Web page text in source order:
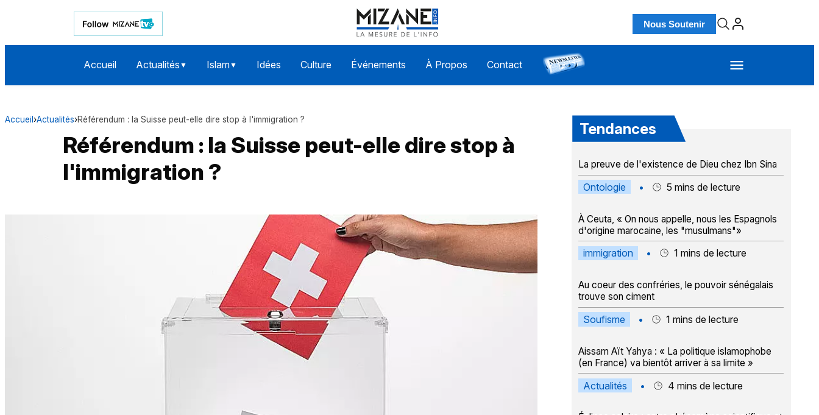
Nous Soutenir
Accueil Actualités ▼ Islam▼ Idées Culture Événements À Propos Contact
Accueil ›Actualités›Référendum : la Suisse peut-elle dire stop à l'immigration ?
Référendum : la Suisse peut-elle dire stop à
l'immigration ?
Tendances
La preuve de l'existence de Dieu chez Ibn Sina
Ontologie • 5 mins de lecture
À Ceuta, « On nous appelle, nous les Espagnols
d'origine marocaine, les "musulmans"»
immigration • 1 mins de lecture
Au coeur des confréries, le pouvoir sénégalais
trouve son ciment
Soufisme • 1 mins de lecture
Aissam Aït Yahya : « La politique islamophobe
(en France) va bientôt arriver à sa limite »
Actualités • 4 mins de lecture